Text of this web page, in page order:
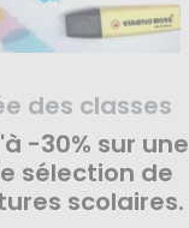
des classes
-30% sur une
sélection de
scolaires.